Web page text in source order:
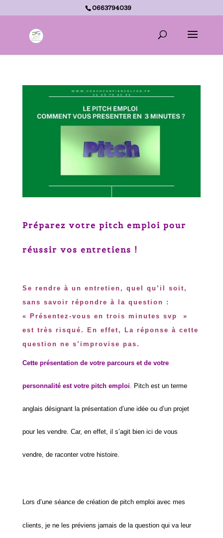
0663794039
Préparez votre pitch emploi pour
réussir vos entretiens !
Se rendre à un entretien, quel qu’il soit,
sans savoir répondre à la question :
« Présentez-vous en trois minutes svp »
est très risqué. En effet, La réponse à cette
question ne s’improvise pas.
Cette présentation de votre parcours et de votre
personnalité est votre pitch emploi . Pitch est un terme
anglais désignant la présentation d’une idée ou d’un projet
pour les vendre. Car, en effet, il s’agit bien ici de vous
vendre, de raconter votre histoire.
Lors d’une séance de création de pitch emploi avec mes
clients, je ne les préviens jamais de la question qui va leur